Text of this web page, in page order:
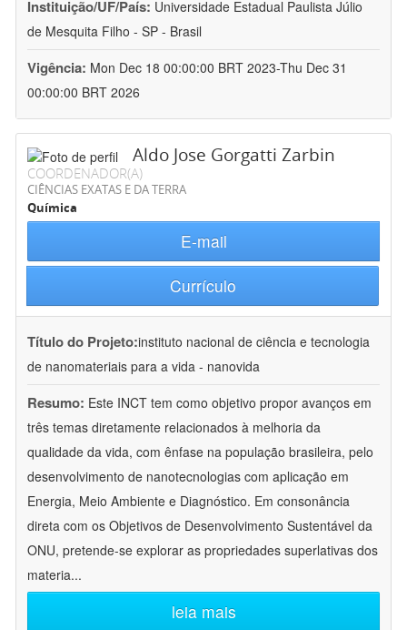
Instituição/UF/País: Universidade Estadual Paulista Júlio
de Mesquita Filho - SP - Brasil
Vigência: Mon Dec 18 00:00:00 BRT 2023-Thu Dec 31
00:00:00 BRT 2026
Aldo Jose Gorgatti Zarbin
COORDENADOR(A)
CIÊNCIAS EXATAS E DA TERRA
Química
E-mail
Currículo
Título do Projeto:instituto nacional de ciência e tecnologia
de nanomateriais para a vida - nanovida
Resumo: Este INCT tem como objetivo propor avanços em
três temas diretamente relacionados à melhoria da
qualidade da vida, com ênfase na população brasileira, pelo
desenvolvimento de nanotecnologias com aplicação em
Energia, Meio Ambiente e Diagnóstico. Em consonância
direta com os Objetivos de Desenvolvimento Sustentável da
ONU, pretende-se explorar as propriedades superlativas dos
materia...
leia mais